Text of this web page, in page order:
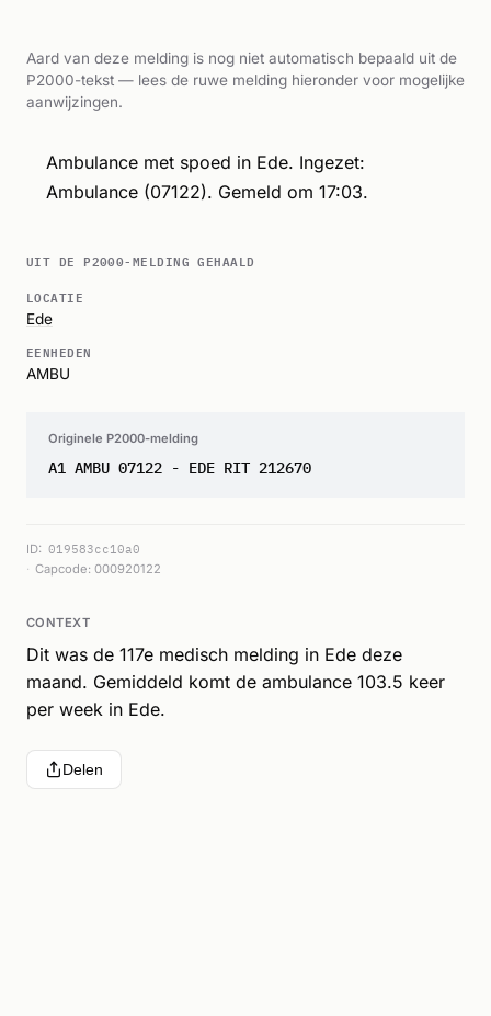
Aard van deze melding is nog niet automatisch bepaald uit de
P2000-tekst — lees de ruwe melding hieronder voor mogelijke
aanwijzingen.
Ambulance met spoed in Ede. Ingezet:
Ambulance (07122). Gemeld om 17:03.
UIT DE P2000-MELDING GEHAALD
LOCATIE
Ede
EENHEDEN
AMBU
Originele P2000-melding
A1 AMBU 07122 - EDE RIT 212670
ID: 019583cc10a0
Capcode: 000920122
CONTEXT
Dit was de 117e medisch melding in Ede deze
maand. Gemiddeld komt de ambulance 103.5 keer
per week in Ede.
Delen